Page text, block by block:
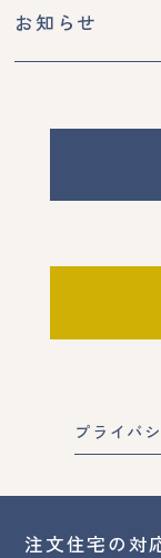
お知らせ
プライバ
注文住宅の対